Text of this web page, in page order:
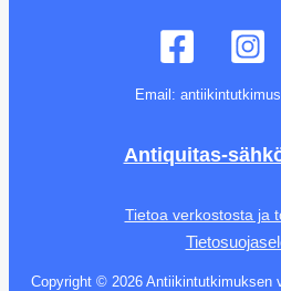
Email:
Antiquitas-
Tietoa verkostosta ja
Copyright © 2026 Antiikintutkimuksen